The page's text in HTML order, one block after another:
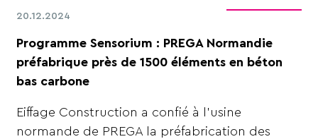
20.12.2024
Programme Sensorium : PREGA Normandie
préfabrique près de 1500 éléments en béton
bas carbone
Eiffage Construction a confié à l’usine
normande de PREGA la préfabrication des